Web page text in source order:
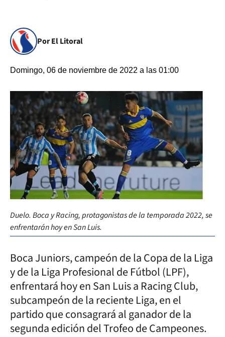
Por El Litoral
Domingo, 06 de noviembre de 2022 a las 01:00
Duelo. Boca y Racing, protagonistas de la temporada 2022, se
enfrentarán hoy en San Luis.
Boca Juniors, campeón de la Copa de la Liga
y de la Liga Profesional de Fútbol (LPF),
enfrentará hoy en San Luis a Racing Club,
subcampeón de la reciente Liga, en el
partido que consagrará al ganador de la
segunda edición del Trofeo de Campeones.